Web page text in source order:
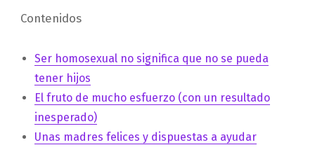
Contenidos
Ser homosexual no significa que no se pueda
tener hijos
El fruto de mucho esfuerzo (con un resultado
inesperado)
Unas madres felices y dispuestas a ayudar